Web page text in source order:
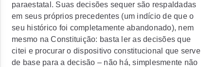
paraestatal. Suas decisões sequer são respaldadas
em seus próprios precedentes (um indício de que o
seu histórico foi completamente abandonado), nem
mesmo na Constituição: basta ler as decisões que
citei e procurar o dispositivo constitucional que serve
de base para a decisão – não há, simplesmente não